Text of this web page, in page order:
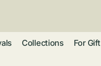
Collections For Gift